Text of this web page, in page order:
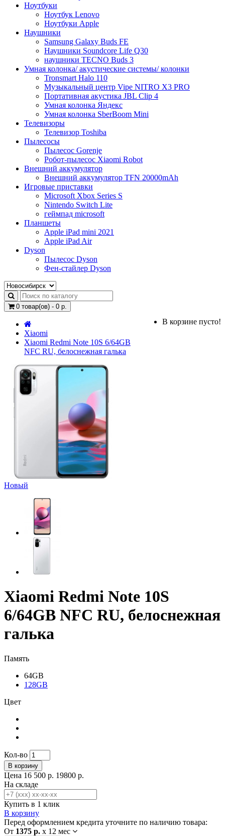
Ноутбуки
Ноутбук Lenovo
Ноутбуки Apple
Наушники
Samsung Galaxy Buds FE
Наушники Soundcore Life Q30
наушники TECNO Buds 3
Умная колонка/ акустические системы/ колонки
Tronsmart Halo 110
Музыкальный центр Vipe NITRO X3 PRO
Портативная акустика JBL Clip 4
Умная колонка Яндекс
Умная колонка SberBoom Mini
Телевизоры
Телевизор Toshiba
Пылесосы
Пылесос Gorenje
Робот-пылесос Xiaomi Robot
Внешний аккумулятор
Внешний аккумулятор TFN 20000mAh
Игровые приставки
Microsoft Xbox Series S
Nintendo Switch Lite
геймпад microsoft
Планшеты
Apple iPad mini 2021
Apple iPad Air
Dyson
Пылесос Dyson
Фен-стайлер Dyson
0 товар(ов) - 0 р.
В корзине пусто!
Xiaomi
Xiaomi Redmi Note 10S 6/64GB
NFC RU, белоснежная галька
Новый
Xiaomi Redmi Note 10S
6/64GB NFC RU, белоснежная
галька
Память
64GB
128GB
Цвет
Кол-во
В корзину
Цена 16 500 р. 19800 р.
На складе
Купить в 1 клик
В корзину
Перед оформлением кредита уточните по наличию товара:
От 1375 р. x 12 мес